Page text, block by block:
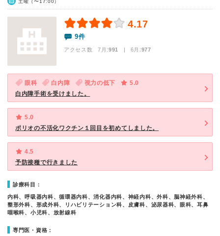
土曜（〜17:00）
4.17
9件
アクセス数 7月:991 | 6月:977
眼科 白内障 視力の低下
5.0
白内障手術を受けました。
5.0
ポリオの不活化ワクチン１回目を初めてしました。
4.5
予防接種で行きました
診療科目：
内科、呼吸器内科、循環器内科、消化器内科、神経内科、外科、脳神経外科、
整形外科、形成外科、リハビリテーション科、皮膚科、泌尿器科、眼科、耳鼻
咽喉科、小児科、放射線科
専門医・資格：